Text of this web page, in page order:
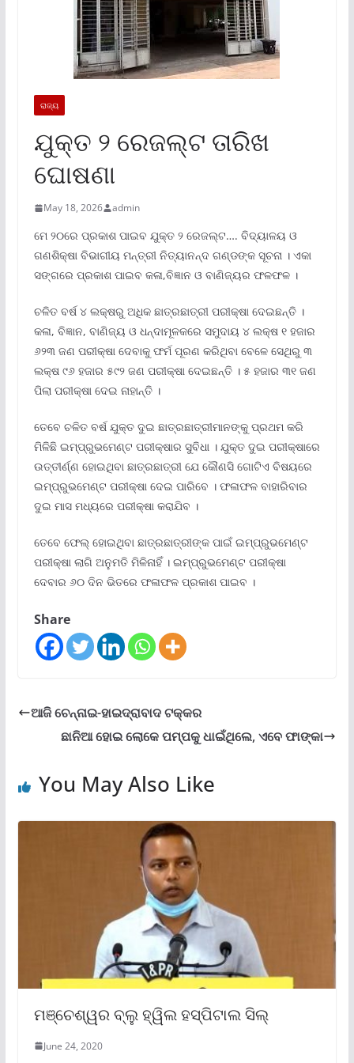
ରାଜ୍ୟ
ଯୁକ୍ତ ୨ ରେଜଲ୍ଟ ତାରିଖ
ଘୋଷଣା
May 18, 2026 admin
ମେ ୨୦ରେ ପ୍ରକାଶ ପାଇବ ଯୁକ୍ତ ୨ ରେଜଲ୍ଟ…. ବିଦ୍ୟାଳୟ ଓ
ଗଣଶିକ୍ଷା ବିଭାଗୀୟ ମନ୍ତ୍ରୀ ନିତ୍ୟାନନ୍ଦ ଗଣ୍ଡଙ୍କ ସୂଚନା । ଏକା
ସଙ୍ଗରେ ପ୍ରକାଶ ପାଇବ କଳା,ବିଜ୍ଞାନ ଓ ବାଣିଜ୍ୟର ଫଳଫଳ ।
ଚଳିତ ବର୍ଷ ୪ ଲକ୍ଷରୁ ଅଧିକ ଛାତ୍ରଛାତ୍ରୀ ପରୀକ୍ଷା ଦେଇଛନ୍ତି ।
କଳା, ବିଜ୍ଞାନ, ବାଣିଜ୍ୟ ଓ ଧନ୍ଦାମୂଳକରେ ସମୁଦାୟ ୪ ଲକ୍ଷ ୧ ହଜାର
୬୨୩ ଜଣ ପରୀକ୍ଷା ଦେବାକୁ ଫର୍ମ ପୂରଣ କରିଥିବା ବେଳେ ସେଥିରୁ ୩
ଲକ୍ଷ ୯୬ ହଜାର ୫୯୨ ଜଣ ପରୀକ୍ଷା ଦେଇଛନ୍ତି । ୫ ହଜାର ୩୧ ଜଣ
ପିଲା ପରୀକ୍ଷା ଦେଇ ନାହାନ୍ତି ।
ତେବେ ଚଳିତ ବର୍ଷ ଯୁକ୍ତ ଦୁଇ ଛାତ୍ରଛାତ୍ରୀମାନଙ୍କୁ ପ୍ରଥମ କରି
ମିଳିଛି ଇମ୍ପ୍ରୁଭମେଣ୍ଟ ପରୀକ୍ଷାର ସୁବିଧା । ଯୁକ୍ତ ଦୁଇ ପରୀକ୍ଷାରେ
ଉତ୍ତୀର୍ଣ୍ଣ ହୋଇଥିବା ଛାତ୍ରଛାତ୍ରୀ ଯେ କୌଣସି ଗୋଟିଏ ବିଷୟରେ
ଇମ୍ପ୍ରୁଭମେଣ୍ଟ ପରୀକ୍ଷା ଦେଇ ପାରିବେ । ଫଳାଫଳ ବାହାରିବାର
ଦୁଇ ମାସ ମଧ୍ୟରେ ପରୀକ୍ଷା କରାଯିବ ।
ତେବେ ଫେଲ୍‌ ହୋଇଥିବା ଛାତ୍ରଛାତ୍ରୀଙ୍କ ପାଇଁ ଇମ୍ପ୍ରୁଭମେଣ୍ଟ
ପରୀକ୍ଷା ଲାଗି ଅନୁମତି ମିଳିନାହିଁ । ଇମ୍ପ୍ରୁଭମେଣ୍ଟ ପରୀକ୍ଷା
ଦେବାର ୬୦ ଦିନ ଭିତରେ ଫଳାଫଳ ପ୍ରକାଶ ପାଇବ ।
Share
ଆଜି ଚେନ୍ନାଇ-ହାଇଦ୍ରାବାଦ ଟକ୍କର
ଛାନିଆ ହୋଇ ଲୋକେ ପମ୍ପକୁ ଧାଇଁଥିଲେ, ଏବେ ଫାଙ୍କା
You May Also Like
ମଞ୍ଚେଶ୍ୱର ବ୍ଲୁ ହ୍ୱିଲ ହସ୍ପିଟାଲ ସିଲ୍
June 24, 2020